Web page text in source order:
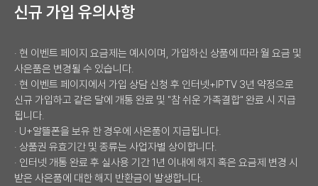
신규 가입 유의사항
· 현 이벤트 페이지 요금제는 예시이며, 가입하신 상품에 따라 월 요금 및
사은품은 변경될 수 있습니다.
· 현 이벤트 페이지에서 가입 상담 신청 후 인터넷+IPTV 3년 약정으로
신규 가입하고 같은 달에 개통 완료 및 "참 쉬운 가족결합" 완료 시 지급
됩니다.
· U+알뜰폰을 보유 한 경우에 사은품이 지급됩니다.
· 상품권 유효기간 및 종류는 사업자별 상이합니다.
· 인터넷 개통 완료 후 실사용 기간 1년 이내에 해지 혹은 요금제 변경 시
받은 사은품에 대한 해지 반환금이 발생합니다.